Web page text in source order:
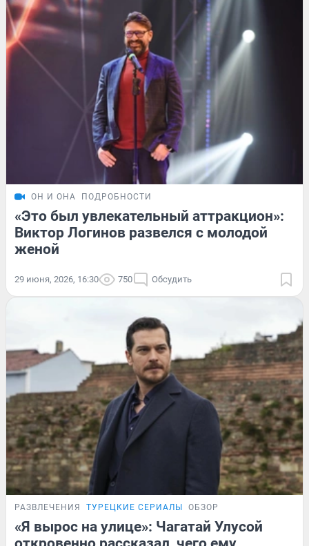
ОН И ОНА ПОДРОБНОСТИ
«Это был увлекательный аттракцион»:
Виктор Логинов развелся с молодой
женой
29 июня, 2026, 16:30 750 Обсудить
РАЗВЛЕЧЕНИЯ ТУРЕЦКИЕ СЕРИАЛЫ ОБЗОР
«Я вырос на улице»: Чагатай Улусой